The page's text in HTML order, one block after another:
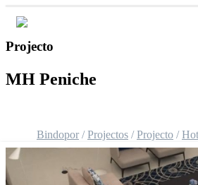
Projecto
MH Peniche
Bindopor Projectos Projecto